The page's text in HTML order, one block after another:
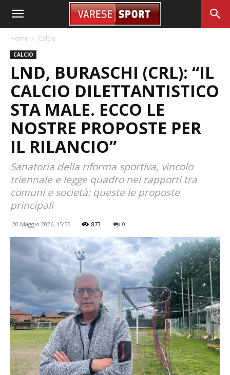
Home Calcio
CALCIO
LND, BURASCHI (CRL): “IL
CALCIO DILETTANTISTICO
STA MALE. ECCO LE
NOSTRE PROPOSTE PER
IL RILANCIO”
Sanatoria della riforma sportiva, vincolo
triennale e legge quadro nei rapporti tra
comuni e società: queste le proposte
principali
20 Maggio 2026, 15:55 873 0